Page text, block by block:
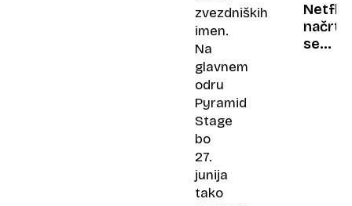
zvezdniških
imen.
Na
glavnem
odru
Pyramid
Stage
bo
27.
junija
tako
strani
Alp
POPA
Netflix
serijo